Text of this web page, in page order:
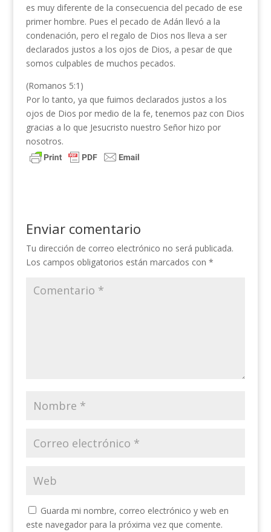
es muy diferente de la consecuencia del pecado de ese
primer hombre. Pues el pecado de Adán llevó a la
condenación, pero el regalo de Dios nos lleva a ser
declarados justos a los ojos de Dios, a pesar de que
somos culpables de muchos pecados.
(Romanos 5:1)
Por lo tanto, ya que fuimos declarados justos a los
ojos de Dios por medio de la fe, tenemos paz con Dios
gracias a lo que Jesucristo nuestro Señor hizo por
nosotros.
Enviar comentario
Tu dirección de correo electrónico no será publicada.
Los campos obligatorios están marcados con *
Guarda mi nombre, correo electrónico y web en
este navegador para la próxima vez que comente.